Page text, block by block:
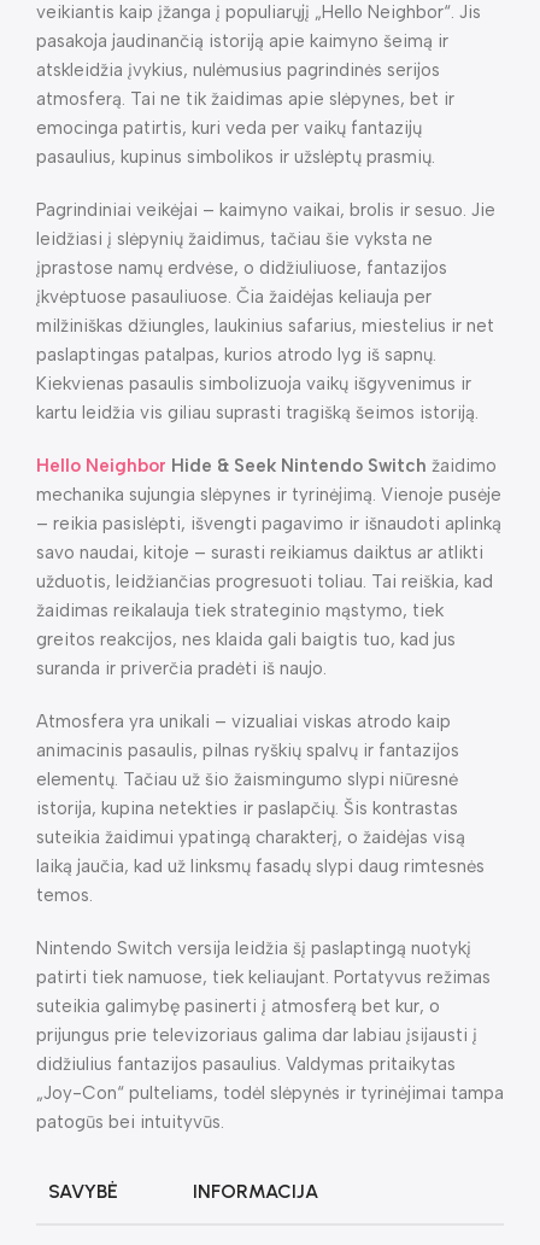
veikiantis kaip įžanga į populiarųjį „Hello Neighbor“. Jis
pasakoja jaudinančią istoriją apie kaimyno šeimą ir
atskleidžia įvykius, nulėmusius pagrindinės serijos
atmosferą. Tai ne tik žaidimas apie slėpynes, bet ir
emocinga patirtis, kuri veda per vaikų fantazijų
pasaulius, kupinus simbolikos ir užslėptų prasmių.
Pagrindiniai veikėjai – kaimyno vaikai, brolis ir sesuo. Jie
leidžiasi į slėpynių žaidimus, tačiau šie vyksta ne
įprastose namų erdvėse, o didžiuliuose, fantazijos
įkvėptuose pasauliuose. Čia žaidėjas keliauja per
milžiniškas džiungles, laukinius safarius, miestelius ir net
paslaptingas patalpas, kurios atrodo lyg iš sapnų.
Kiekvienas pasaulis simbolizuoja vaikų išgyvenimus ir
kartu leidžia vis giliau suprasti tragišką šeimos istoriją.
Hello Neighbor Hide & Seek Nintendo Switch žaidimo
mechanika sujungia slėpynes ir tyrinėjimą. Vienoje pusėje
– reikia pasislėpti, išvengti pagavimo ir išnaudoti aplinką
savo naudai, kitoje – surasti reikiamus daiktus ar atlikti
užduotis, leidžiančias progresuoti toliau. Tai reiškia, kad
žaidimas reikalauja tiek strateginio mąstymo, tiek
greitos reakcijos, nes klaida gali baigtis tuo, kad jus
suranda ir priverčia pradėti iš naujo.
Atmosfera yra unikali – vizualiai viskas atrodo kaip
animacinis pasaulis, pilnas ryškių spalvų ir fantazijos
elementų. Tačiau už šio žaismingumo slypi niūresnė
istorija, kupina netekties ir paslapčių. Šis kontrastas
suteikia žaidimui ypatingą charakterį, o žaidėjas visą
laiką jaučia, kad už linksmų fasadų slypi daug rimtesnės
temos.
Nintendo Switch versija leidžia šį paslaptingą nuotykį
patirti tiek namuose, tiek keliaujant. Portatyvus režimas
suteikia galimybę pasinerti į atmosferą bet kur, o
prijungus prie televizoriaus galima dar labiau įsijausti į
didžiulius fantazijos pasaulius. Valdymas pritaikytas
„Joy-Con“ pulteliams, todėl slėpynės ir tyrinėjimai tampa
patogūs bei intuityvūs.
SAVYBĖ INFORMACIJA